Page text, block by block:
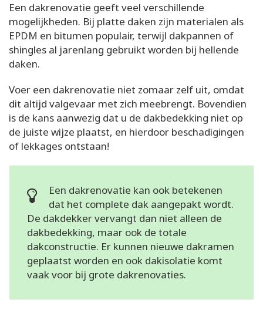
Een dakrenovatie geeft veel verschillende
mogelijkheden. Bij platte daken zijn materialen als
EPDM en bitumen populair, terwijl dakpannen of
shingles al jarenlang gebruikt worden bij hellende
daken.
Voer een dakrenovatie niet zomaar zelf uit, omdat
dit altijd valgevaar met zich meebrengt. Bovendien
is de kans aanwezig dat u de dakbedekking niet op
de juiste wijze plaatst, en hierdoor beschadigingen
of lekkages ontstaan!
Een dakrenovatie kan ook betekenen
dat het complete dak aangepakt wordt.
De dakdekker vervangt dan niet alleen de
dakbedekking, maar ook de totale
dakconstructie. Er kunnen nieuwe dakramen
geplaatst worden en ook dakisolatie komt
vaak voor bij grote dakrenovaties.